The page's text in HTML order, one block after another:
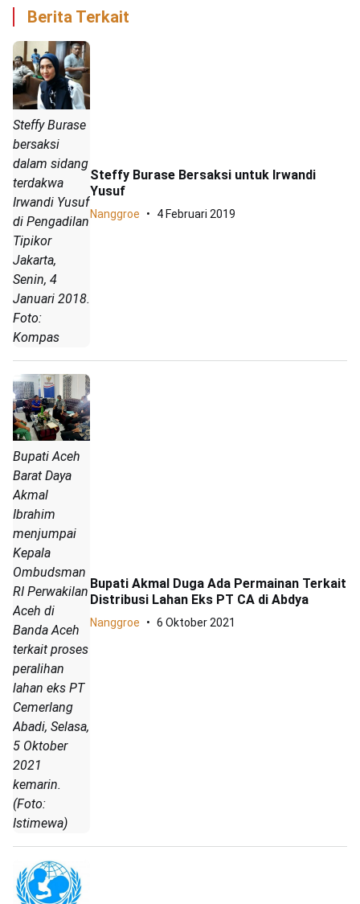
Berita Terkait
Steffy Burase
bersaksi
dalam sidang
terdakwa
Irwandi Yusuf
di Pengadilan
Tipikor
Jakarta,
Senin, 4
Januari 2018.
Foto:
Kompas
Steffy Burase Bersaksi untuk Irwandi
Yusuf
Nanggroe 4 Februari 2019
Bupati Aceh
Barat Daya
Akmal
Ibrahim
menjumpai
Kepala
Ombudsman
RI Perwakilan
Aceh di
Banda Aceh
terkait proses
peralihan
lahan eks PT
Cemerlang
Abadi, Selasa,
5 Oktober
2021
kemarin.
(Foto:
Istimewa)
Bupati Akmal Duga Ada Permainan Terkait
Distribusi Lahan Eks PT CA di Abdya
Nanggroe 6 Oktober 2021